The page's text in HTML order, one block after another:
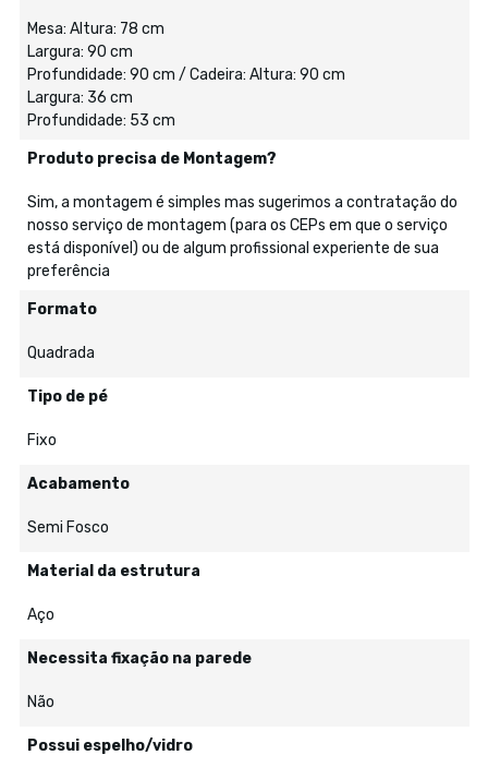
Mesa: Altura: 78 cm
Largura: 90 cm
Profundidade: 90 cm / Cadeira: Altura: 90 cm
Largura: 36 cm
Profundidade: 53 cm
Produto precisa de Montagem?
Sim, a montagem é simples mas sugerimos a contratação do
nosso serviço de montagem (para os CEPs em que o serviço
está disponível) ou de algum profissional experiente de sua
preferência
Formato
Quadrada
Tipo de pé
Fixo
Acabamento
Semi Fosco
Material da estrutura
Aço
Necessita fixação na parede
Não
Possui espelho/vidro